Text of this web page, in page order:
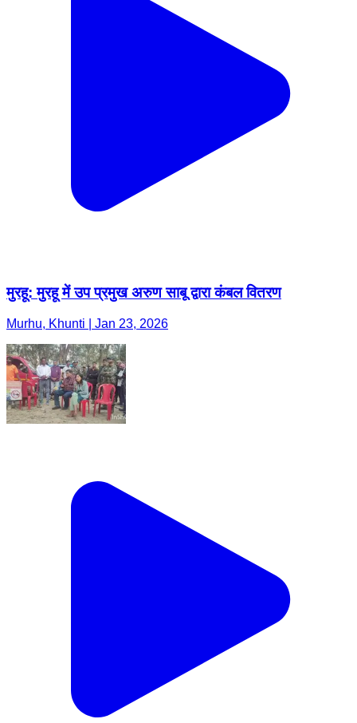
मुरहू: मुरहू में उप प्रमुख अरुण साबू द्वारा कंबल वितरण
Murhu, Khunti | Jan 23, 2026